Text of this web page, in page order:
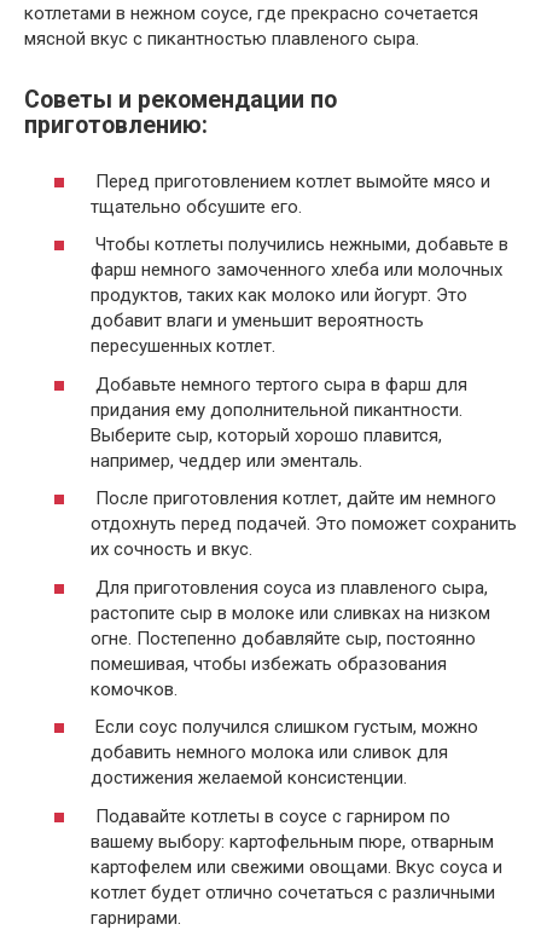
котлетами в нежном соусе, где прекрасно сочетается
мясной вкус с пикантностью плавленого сыра.
Советы и рекомендации по
приготовлению:
Перед приготовлением котлет вымойте мясо и
тщательно обсушите его.
Чтобы котлеты получились нежными, добавьте в
фарш немного замоченного хлеба или молочных
продуктов, таких как молоко или йогурт. Это
добавит влаги и уменьшит вероятность
пересушенных котлет.
Добавьте немного тертого сыра в фарш для
придания ему дополнительной пикантности.
Выберите сыр, который хорошо плавится,
например, чеддер или эменталь.
После приготовления котлет, дайте им немного
отдохнуть перед подачей. Это поможет сохранить
их сочность и вкус.
Для приготовления соуса из плавленого сыра,
растопите сыр в молоке или сливках на низком
огне. Постепенно добавляйте сыр, постоянно
помешивая, чтобы избежать образования
комочков.
Если соус получился слишком густым, можно
добавить немного молока или сливок для
достижения желаемой консистенции.
Подавайте котлеты в соусе с гарниром по
вашему выбору: картофельным пюре, отварным
картофелем или свежими овощами. Вкус соуса и
котлет будет отлично сочетаться с различными
гарнирами.